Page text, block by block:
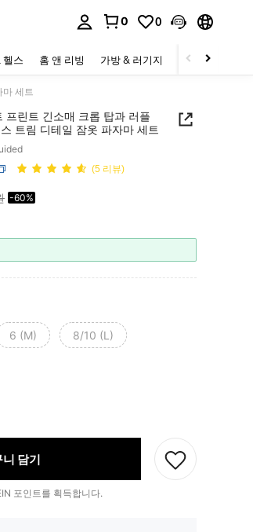
0 0
헬스 홈 앤 리빙 가방 & 러기지 스포츠 & 아웃
마 세트
프린트 긴소매 크롭 탑과 러플
트림 디테일 잠옷 파자마 세트
(5 리뷰)
-60%
6 (M) 8/10 (L)
담기
포인트를 획득합니다.